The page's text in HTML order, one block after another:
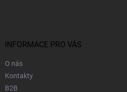
INFORMACE PRO VÁS
O nás
Kontakty
B2B